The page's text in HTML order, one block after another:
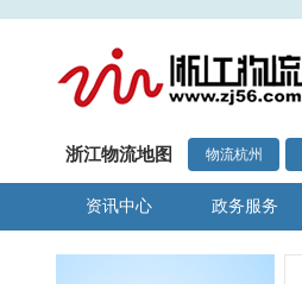
浙江物流地图 物流杭州
资讯中心 政务服务